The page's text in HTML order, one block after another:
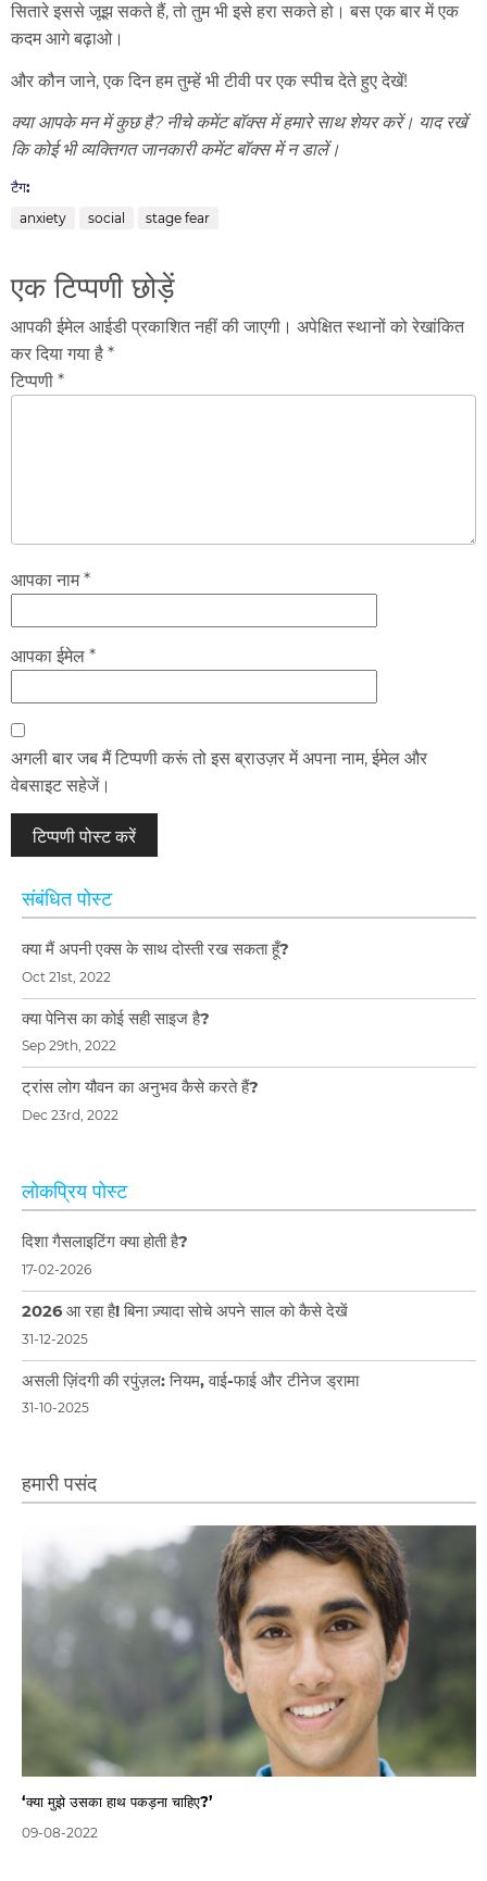
सितारे इससे जूझ सकते हैं, तो तुम भी इसे हरा सकते हो। बस एक बार में एक
कदम आगे बढ़ाओ।
और कौन जाने, एक दिन हम तुम्हें भी टीवी पर एक स्पीच देते हुए देखें!
क्या आपके मन में कुछ है? नीचे कमेंट बॉक्स में हमारे साथ शेयर करें। याद रखें
कि कोई भी व्यक्तिगत जानकारी कमेंट बॉक्स में न डालें।
टैग:
anxiety social stage fear
एक टिप्पणी छोड़ें
आपकी ईमेल आईडी प्रकाशित नहीं की जाएगी। अपेक्षित स्थानों को रेखांकित
कर दिया गया है *
टिप्पणी *
आपका नाम *
आपका ईमेल *
अगली बार जब मैं टिप्पणी करूं तो इस ब्राउज़र में अपना नाम, ईमेल और
वेबसाइट सहेजें।
संबंधित पोस्ट
क्या मैं अपनी एक्स के साथ दोस्ती रख सकता हूँ?
Oct 21st, 2022
क्या पेनिस का कोई सही साइज है?
Sep 29th, 2022
ट्रांस लोग यौवन का अनुभव कैसे करते हैं?
Dec 23rd, 2022
लोकप्रिय पोस्ट
दिशा गैसलाइटिंग क्या होती है?
17-02-2026
2026 आ रहा है! बिना ज़्यादा सोचे अपने साल को कैसे देखें
31-12-2025
असली ज़िंदगी की रपुंज़ल: नियम, वाई-फाई और टीनेज ड्रामा
31-10-2025
हमारी पसंद
‘क्या मुझे उसका हाथ पकड़ना चाहिए?’
09-08-2022